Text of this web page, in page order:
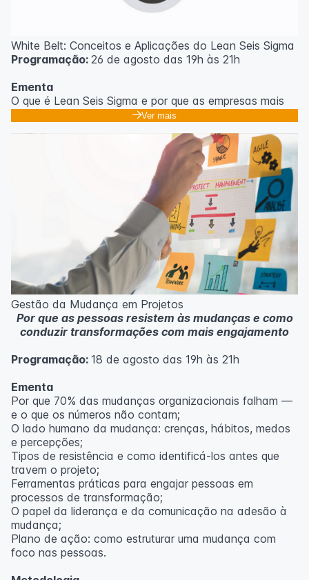
White Belt: Conceitos e Aplicações do Lean Seis Sigma
Programação: 26 de agosto das 19h às 21h
Ementa
O que é Lean Seis Sigma e por que as empresas mais
eficientes do mundo usam;
Introdução ao DMAIC: o roteiro para resolver
Ferramentas essenciais: 5 Porquês, Ishikawa e voz do
Casos práticos de melhoria em processos
administrativos e operacionais;
Próximos passos na jornada Lean Seis Sigma: do White
Metodologia
100% da carga horária do curso são realizadas com
aulas ao vivo.
As aulas podem ser assistidas por computador, celular
ou tablet.
Outras informações
inscritos serão avisados ​​antecipadamente.
O IPETEC reserva-se o direito de não realizar o curso
caso não atinja o número mínimo de 20 inscritos.
Professor(a):
Ver mais
Gestão da Mudança em Projetos
Por que as pessoas resistem às mudanças e como
conduzir transformações com mais engajamento
Programação: 18 de agosto das 19h às 21h
Ementa
Por que 70% das mudanças organizacionais falham —
e o que os números não contam;
O lado humano da mudança: crenças, hábitos, medos
e percepções;
Tipos de resistência e como identificá-los antes que
travem o projeto;
Ferramentas práticas para engajar pessoas em
processos de transformação;
O papel da liderança e da comunicação na adesão à
mudança;
Plano de ação: como estruturar uma mudança com
foco nas pessoas.